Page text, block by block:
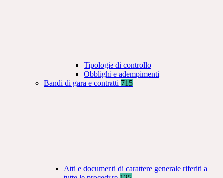
Tipologie di controllo
Obblighi e adempimenti
Bandi di gara e contratti 715
Atti e documenti di carattere generale riferiti a